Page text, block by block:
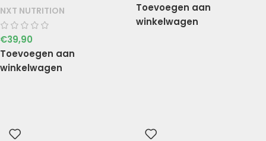
NXT NUTRITION
€39,90
Toevoegen aan
winkelwagen
Toevoegen aan
winkelwagen